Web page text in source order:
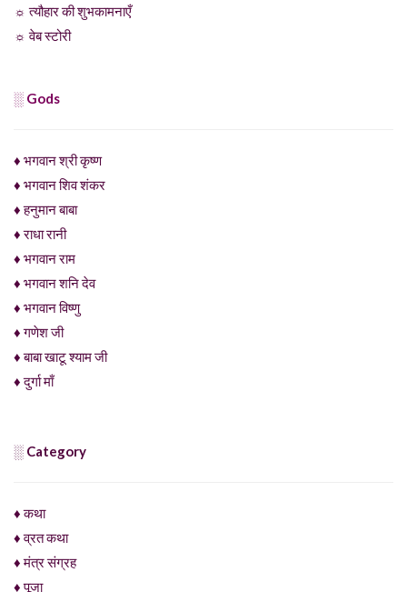
☼ त्यौहार की शुभकामनाएँ
☼ वेब स्टोरी
░ Gods
♦ भगवान श्री कृष्ण
♦ भगवान शिव शंकर
♦ हनुमान बाबा
♦ राधा रानी
♦ भगवान राम
♦ भगवान शनि देव
♦ भगवान विष्णु
♦ गणेश जी
♦ बाबा खाटू श्याम जी
♦ दुर्गा माँ
░ Category
♦ कथा
♦ व्रत कथा
♦ मंत्र संग्रह
♦ पूजा